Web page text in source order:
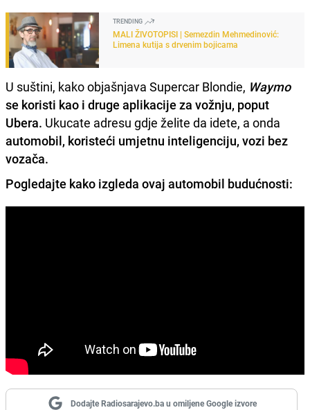
TRENDING
MALI ŽIVOTOPISI | Semezdin Mehmedinović:
Limena kutija s drvenim bojicama
U suštini, kako objašnjava Supercar Blondie, Waymo
se koristi kao i druge aplikacije za vožnju, poput
Ubera. Ukucate adresu gdje želite da idete, a onda
automobil, koristeći umjetnu inteligenciju, vozi bez
vozača.
Pogledajte kako izgleda ovaj automobil budućnosti:
Dodajte Radiosarajevo.ba u omiljene Google izvore